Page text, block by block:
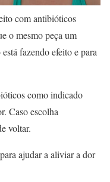
com antibióticos
o mesmo peça um
fazendo efeito e para
como indicado
Caso escolha
voltar.
ajudar a aliviar a dor